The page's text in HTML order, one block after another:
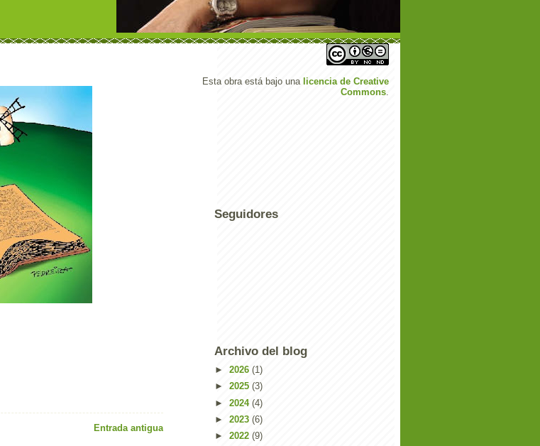
Entrada antigua
Esta obra está bajo una licencia de Creative
Commons.
Seguidores
Archivo del blog
► 2026 (1)
► 2025 (3)
► 2024 (4)
► 2023 (6)
► 2022 (9)